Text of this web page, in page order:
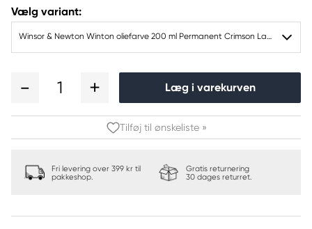
Vælg variant:
Winsor & Newton Winton oliefarve 200 ml Permanent Crimson Lake 478
1 Læg i varekurven
Tilføj til ønskeliste »
Fri levering over 399 kr til
pakkeshop.
Gratis returnering
30 dages returret.